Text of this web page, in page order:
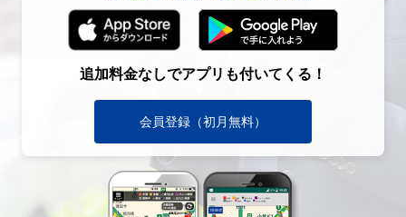
追加料金なしでアプリも付いてくる！
会員登録（初月無料）